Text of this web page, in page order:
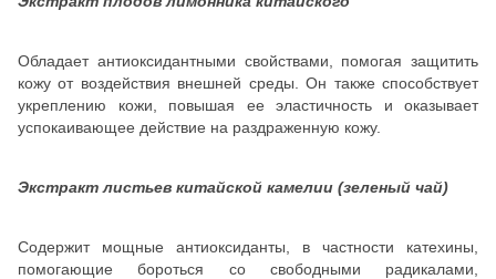
Обладает антиоксидантными свойствами, помогая защитить
кожу от воздействия внешней среды. Он также способствует
укреплению кожи, повышая ее эластичность и оказывает
успокаивающее действие на раздраженную кожу.
Экстракт листьев китайской камелии (зеленый чай)
Содержит мощные антиоксиданты, в частности катехины,
помогающие бороться со свободными радикалами,